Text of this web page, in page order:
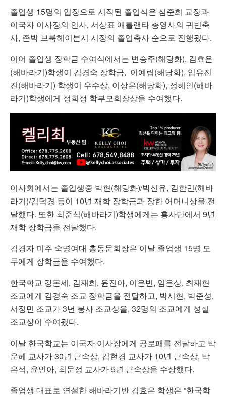
졸업생 15명의 입장으로 시작된 졸업식은 심준희 교장과
이국자 이사장의 인사, 서상표 애틀랜타 총영사의 귀빈축
사, 존박 브룩헤이븐시 시장의 졸업축사 순으로 진행됐다.
이어 졸업생 장학금 수여식에서는 변승주(해당화), 김효은
(해바라기)학생이 김경숙 장학금, 이예림(해당화), 임유진
진(해바라기) 학생이 우수상, 이상은(해당화), 정혜인(해바
라기)학생에게 정희정 학부모회장상을 수여했다.
이사회에서는 졸업생중 박현(해당화)/박신유, 김한민(해바
라기)/김덕경 등이 10년 재학 장학금과 장한 어머니상을 전
달했다. 또한 최준식(해바라기)학생에게는 흥사단에서 9년
재학 장학금을 전달했다.
김경자 미주 숙명여대 총동문회장은 이날 졸업생 15명 모
두에게 장학금을 수여했다.
한국학교 강몬세, 김재희, 윤진아, 이은빈, 임은상, 최재현
조교에게 김경숙 조교 장학금을 전달하고, 박시현, 박준성,
서정민 조교가 3년 봉사 조교상을, 32명의 조교에게 성실
조교상이 수여됐다.
이날 한국학교는 이국자 이사장에게 공로패를 전달하고 박
운혜 교사가 30년 근속상, 김현경 교사가 10년 근속상, 박
은석, 윤인아, 최문정 교사가 5년 근속상을 수상했다.
졸업생 대표로 연설한 해바라기반 김효은 학생은 “한국학